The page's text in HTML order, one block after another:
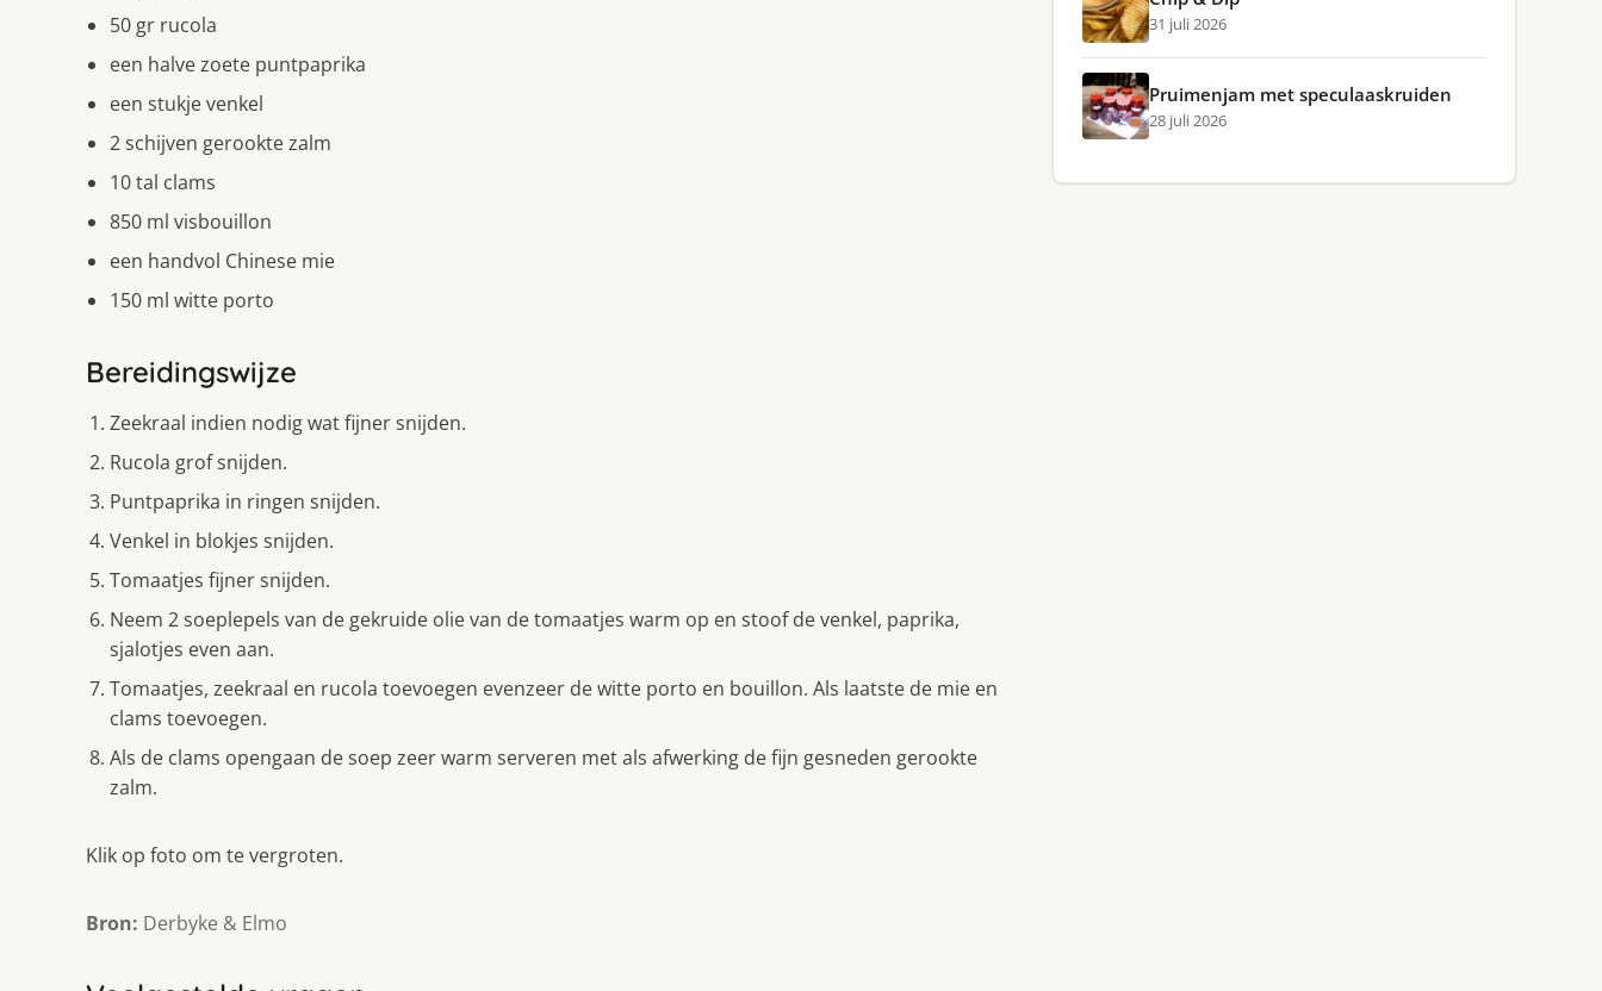
50 gr rucola
een halve zoete puntpaprika
een stukje venkel
2 schijven gerookte zalm
10 tal clams
850 ml visbouillon
een handvol Chinese mie
150 ml witte porto
Bereidingswijze
Zeekraal indien nodig wat fijner snijden.
Rucola grof snijden.
Puntpaprika in ringen snijden.
Venkel in blokjes snijden.
Tomaatjes fijner snijden.
Neem 2 soeplepels van de gekruide olie van de tomaatjes warm op en stoof de venkel, paprika,
sjalotjes even aan.
Tomaatjes, zeekraal en rucola toevoegen evenzeer de witte porto en bouillon. Als laatste de mie en
clams toevoegen.
Als de clams opengaan de soep zeer warm serveren met als afwerking de fijn gesneden gerookte
zalm.
Klik op foto om te vergroten.
Bron: Derbyke & Elmo
31 juli 2026
Pruimenjam met speculaaskruiden
28 juli 2026